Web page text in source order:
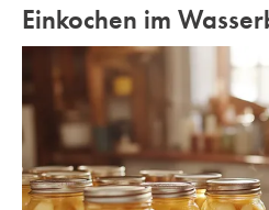
Einkochen im